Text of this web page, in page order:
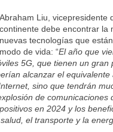
Abraham Liu, vicepresidente
continente debe encontrar la
nuevas tecnologías que
modo de vida: “El año que
5G, que tienen un
alcanzar el
sino que tendrán
de
en 2024 y los
el transporte y la